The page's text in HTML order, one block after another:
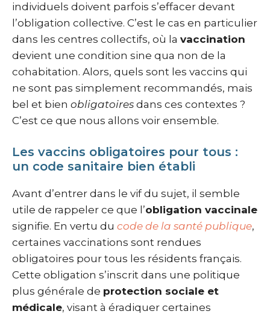
individuels doivent parfois s’effacer devant
l’obligation collective. C’est le cas en particulier
dans les centres collectifs, où la vaccination
devient une condition sine qua non de la
cohabitation. Alors, quels sont les vaccins qui
ne sont pas simplement recommandés, mais
bel et bien obligatoires dans ces contextes ?
C’est ce que nous allons voir ensemble.
Les vaccins obligatoires pour tous :
un code sanitaire bien établi
Avant d’entrer dans le vif du sujet, il semble
utile de rappeler ce que l’obligation vaccinale
signifie. En vertu du code de la santé publique,
certaines vaccinations sont rendues
obligatoires pour tous les résidents français.
Cette obligation s’inscrit dans une politique
plus générale de protection sociale et
médicale, visant à éradiquer certaines